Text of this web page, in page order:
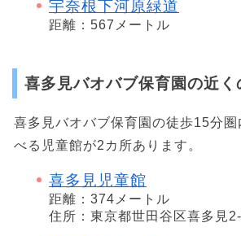
宇奈根下河原緑道
距離：567メートル
喜多見バオバブ保育園の近く
喜多見バオバブ保育園の徒歩15分
べる児童館が2カ所あります。
喜多見児童館
距離：374メートル
住所：東京都世田谷区喜多見